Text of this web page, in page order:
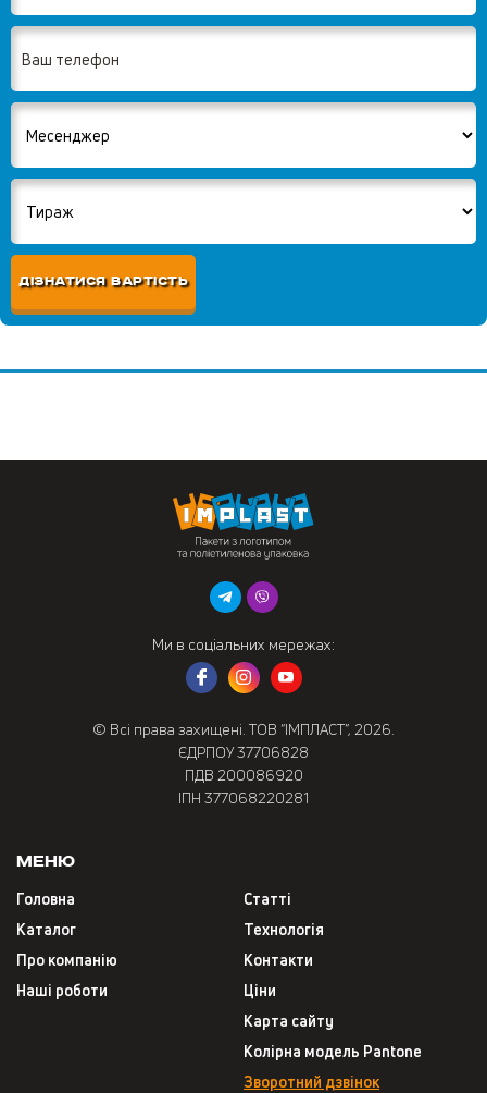
ДІЗНАТИСЯ ВАРТІСТЬ
Ми в соціальних мережах:
© Всі права захищені. ТОВ “ІМПЛАСТ”, 2026.
ЄДРПОУ 37706828
ПДВ 200086920
ІПН 377068220281
Меню
Головна
Каталог
Про компанію
Наші роботи
Статті
Технологія
Контакти
Ціни
Карта сайту
Колірна модель Pantone
Зворотний дзвінок